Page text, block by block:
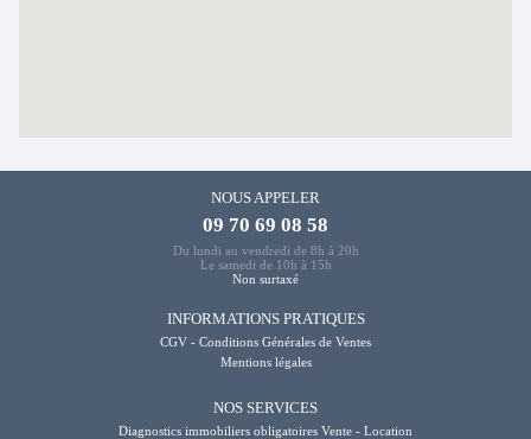
NOUS APPELER
09 70 69 08 58
Du lundi au vendredi de 8h à 20h
Le samedi de 10h à 15h
Non surtaxé
INFORMATIONS PRATIQUES
CGV - Conditions Générales de Ventes
Mentions légales
NOS SERVICES
Diagnostics immobiliers obligatoires Vente - Location